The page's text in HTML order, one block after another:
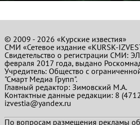
© 2009 - 2026 «Курские известия»
СМИ «Сетевое издание «KURSK-
Свидетельство о регистрации СМИ:
февраля 2017 года, выдано
Учредитель: Общество с
"Смарт Медиа Групп".
Главный редактор:Зимовский М.А.
Контактные данные редакции: 8
izvestia@yandex.ru
По вопросам размещения рекламы